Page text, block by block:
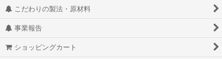
こだわりの製法・原材料
事業報告
ショッピングカート